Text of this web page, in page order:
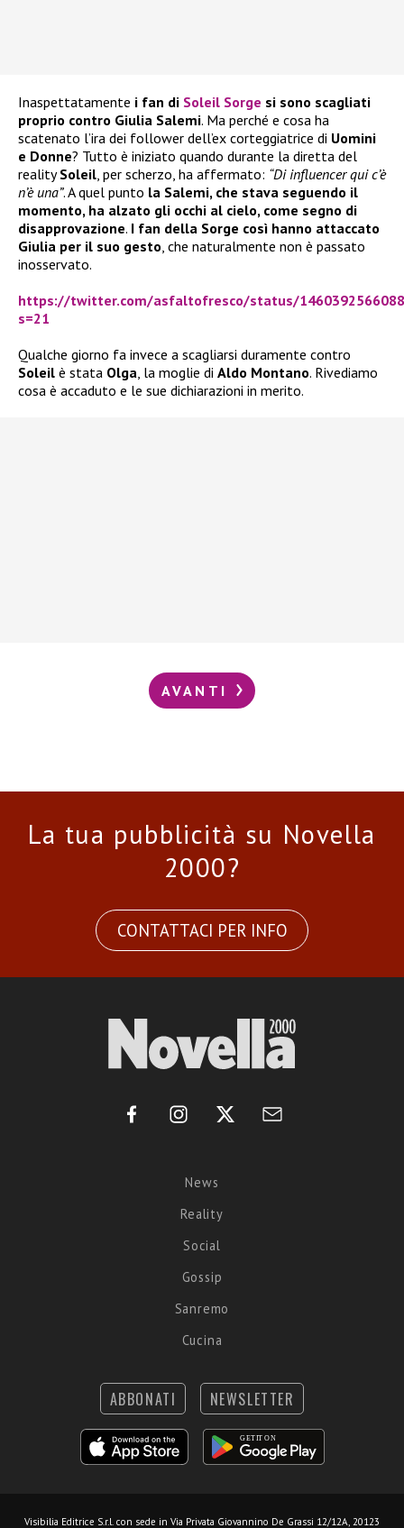
Inaspettatamente i fan di Soleil Sorge si sono scagliati
proprio contro Giulia Salemi. Ma perché e cosa ha
scatenato l’ira dei follower dell’ex corteggiatrice di Uomini
e Donne? Tutto è iniziato quando durante la diretta del
realitySoleil, per scherzo, ha affermato: “Di influencer qui c’è
n’è una”. A quel punto la Salemi, che stava seguendo il
momento, ha alzato gli occhi al cielo, come segno di
disapprovazione. I fan della Sorge così hanno attaccato
Giulia per il suo gesto, che naturalmente non è passato
inosservato.
https://twitter.com/asfaltofresco/status/
s=21
Qualche giorno fa invece a scagliarsi duramente contro
Soleil è stata Olga, la moglie di Aldo Montano. Rivediamo
cosa è accaduto e le sue dichiarazioni in merito.
AVANTI
La tua pubblicità su Novella
2000?
CONTATTACI PER INFO
News
Reality
Social
Gossip
Sanremo
Cucina
ABBONATI NEWSLETTER
Visibilia Editrice S.r.l. con sede in Via Privata Giovannino De Grassi 12/12A, 20123